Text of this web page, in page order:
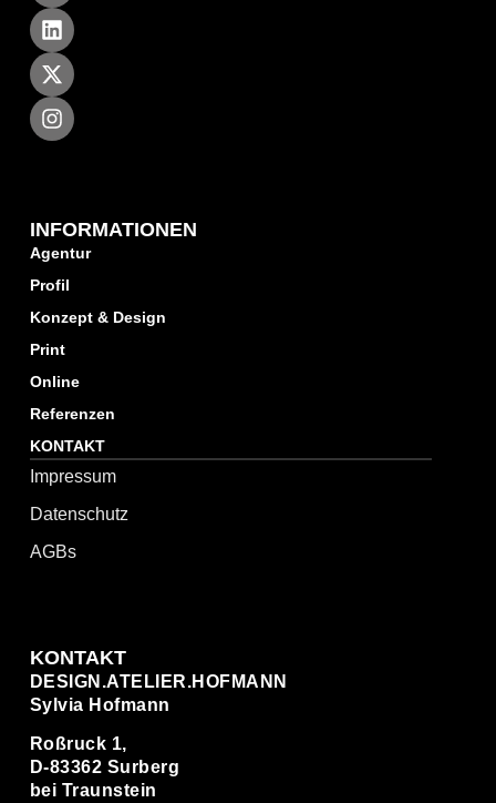
INFORMATIONEN
Agentur
Profil
Konzept & Design
Print
Online
Referenzen
KONTAKT
Impressum
Datenschutz
AGBs
KONTAKT
DESIGN.ATELIER.HOFMANN
Sylvia Hofmann
Roßruck 1,
D-83362 Surberg
bei Traunstein